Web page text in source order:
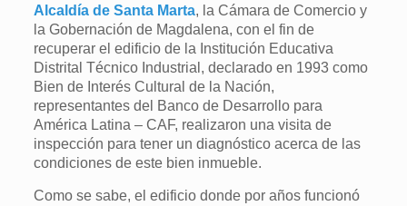
Alcaldía de Santa Marta, la Cámara de Comercio y
la Gobernación de Magdalena, con el fin de
recuperar el edificio de la Institución Educativa
Distrital Técnico Industrial, declarado en 1993 como
Bien de Interés Cultural de la Nación,
representantes del Banco de Desarrollo para
América Latina – CAF, realizaron una visita de
inspección para tener un diagnóstico acerca de las
condiciones de este bien inmueble.
Como se sabe, el edificio donde por años funcionó